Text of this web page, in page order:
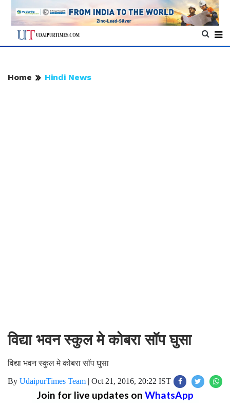
Home Hindi News
विद्या भवन स्कुल मे कोबरा सॉप घुसा
विद्या भवन स्कुल मे कोबरा सॉप घुसा
By UdaipurTimes Team | Oct 21, 2016, 20:22 IST
Join for live updates on WhatsApp